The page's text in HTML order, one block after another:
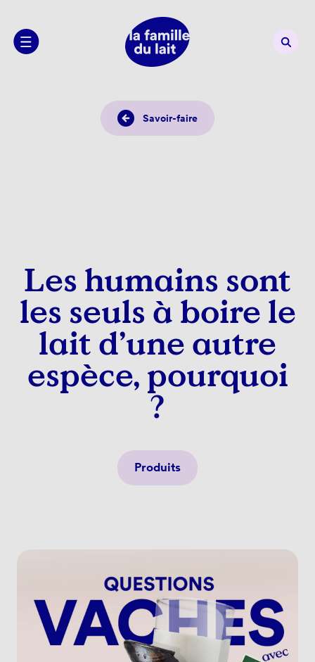
Savoir-faire
Les humains sont
les seuls à boire le
lait d’une autre
espèce, pourquoi
?
Produits